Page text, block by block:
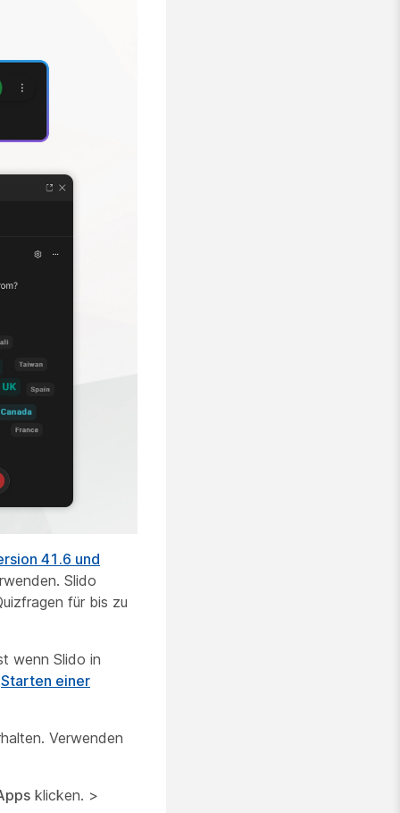
41.6 und
Slido
für bis zu
wenn Slido in
Starten einer
Verwenden
klicken. >